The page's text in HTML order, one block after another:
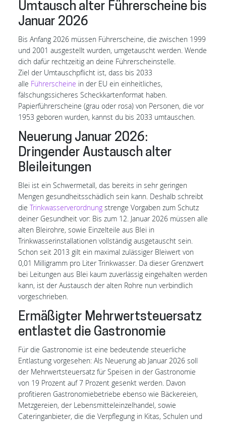
Umtausch alter Führerscheine bis
Januar 2026
Bis Anfang 2026 müssen Führerscheine, die zwischen 1999
und 2001 ausgestellt wurden, umgetauscht werden. Wende
dich dafür rechtzeitig an deine Führerscheinstelle.
Ziel der Umtauschpflicht ist, dass bis 2033
alle Führerscheine in der EU ein einheitliches,
fälschungssicheres Scheckkartenformat haben.
Papierführerscheine (grau oder rosa) von Personen, die vor
1953 geboren wurden, kannst du bis 2033 umtauschen.
Neuerung Januar 2026:
Dringender Austausch alter
Bleileitungen
Blei ist ein Schwermetall, das bereits in sehr geringen
Mengen gesundheitsschädlich sein kann. Deshalb schreibt
die Trinkwasserverordnung strenge Vorgaben zum Schutz
deiner Gesundheit vor: Bis zum 12. Januar 2026 müssen alle
alten Bleirohre, sowie Einzelteile aus Blei in
Trinkwasserinstallationen vollständig ausgetauscht sein.
Schon seit 2013 gilt ein maximal zulässiger Bleiwert von
0,01 Milligramm pro Liter Trinkwasser. Da dieser Grenzwert
bei Leitungen aus Blei kaum zuverlässig eingehalten werden
kann, ist der Austausch der alten Rohre nun verbindlich
vorgeschrieben.
Ermäßigter Mehrwertsteuersatz
entlastet die Gastronomie
Für die Gastronomie ist eine bedeutende steuerliche
Entlastung vorgesehen: Als Neuerung ab Januar 2026 soll
der Mehrwertsteuersatz für Speisen in der Gastronomie
von 19 Prozent auf 7 Prozent gesenkt werden. Davon
profitieren Gastronomiebetriebe ebenso wie Bäckereien,
Metzgereien, der Lebensmitteleinzelhandel, sowie
Cateringanbieter, die die Verpflegung in Kitas, Schulen und